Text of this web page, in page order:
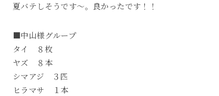
夏バテしそうです～。良かったです！！
■中山様グループ
タイ ８枚
ヤズ ８本
シマアジ ３匹
ヒラマサ １本